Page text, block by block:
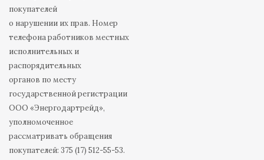
покупателей
о нарушении их прав. Номер
телефона работников местных
исполнительных и
распорядительных
органов по месту
государственной регистрации
ООО «Энергодартрейд»,
уполномоченное
рассматривать обращения
покупателей: 375 (17) 512-55-53.